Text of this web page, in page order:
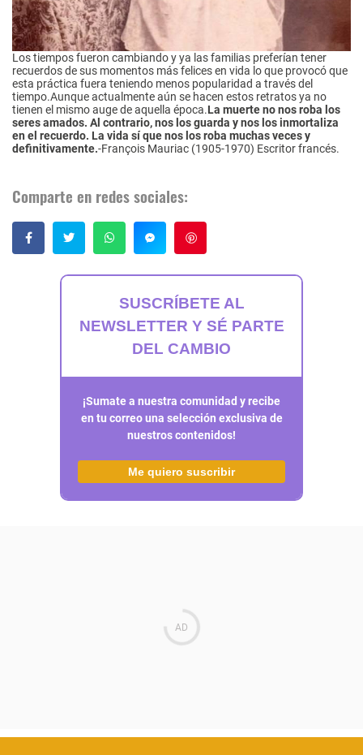
Los tiempos fueron cambiando y ya las familias preferían tener
recuerdos de sus momentos más felices en vida lo que provocó que
esta práctica fuera teniendo menos popularidad a través del
tiempo.Aunque actualmente aún se hacen estos retratos ya no
tienen el mismo auge de aquella época.La muerte no nos roba los
seres amados. Al contrario, nos los guarda y nos los inmortaliza
en el recuerdo. La vida sí que nos los roba muchas veces y
definitivamente.-François Mauriac (1905-1970) Escritor francés.
Comparte en redes sociales:
SUSCRÍBETE AL
NEWSLETTER Y SÉ PARTE
DEL CAMBIO
¡Sumate a nuestra comunidad y recibe
en tu correo una selección exclusiva de
nuestros contenidos!
Me quiero suscribir